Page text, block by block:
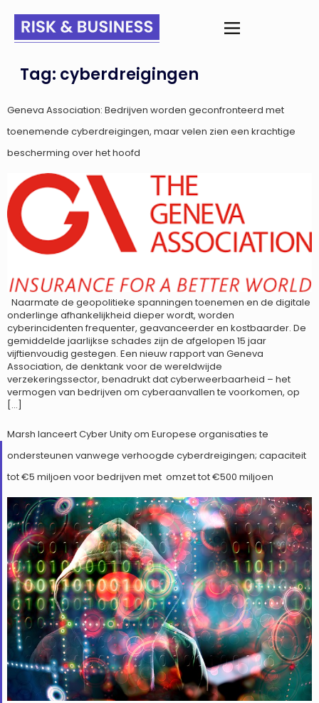
Tag: cyberdreigingen
Geneva Association: Bedrijven worden geconfronteerd met
toenemende cyberdreigingen, maar velen zien een krachtige
bescherming over het hoofd
Naarmate de geopolitieke spanningen toenemen en de digitale
onderlinge afhankelijkheid dieper wordt, worden
cyberincidenten frequenter, geavanceerder en kostbaarder. De
gemiddelde jaarlijkse schades zijn de afgelopen 15 jaar
vijftienvoudig gestegen. Een nieuw rapport van Geneva
Association, de denktank voor de wereldwijde
verzekeringssector, benadrukt dat cyberweerbaarheid – het
vermogen van bedrijven om cyberaanvallen te voorkomen, op
[…]
Marsh lanceert Cyber Unity om Europese organisaties te
ondersteunen vanwege verhoogde cyberdreigingen; capaciteit
tot €5 miljoen voor bedrijven met omzet tot €500 miljoen